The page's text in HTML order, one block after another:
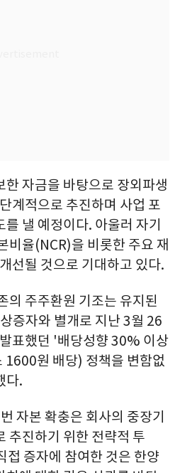
자금을 바탕으로 장외파생
계적으로 추진하며 사업 포
낼 예정이다. 아울러 자기
비율(NCR)을 비롯한 주요 재
선될 것으로 기대하고 있다.
의 주주환원 기조는 유지된
증자와 별개로 지난 3월 26
표했던 '배당성향 30% 이상
원 배당) 정책을 변함없
다.
자본 확충은 회사의 중장기
추진하기 위한 전략적 투
증자에 참여한 것은 한양